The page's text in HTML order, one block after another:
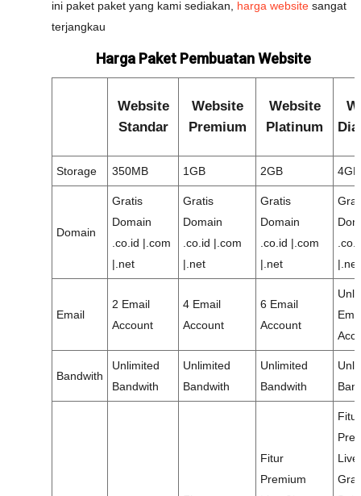
ini paket paket yang kami sediakan, harga website sangat
terjangkau
Harga Paket Pembuatan Website
Website
Standar
Website
Premium
Website
Platinum
Storage 350MB 1GB 2GB 4GB
Domain
Gratis
Domain
.co.id |.com
|.net
Gratis
Domain
.co.id |.com
|.net
Gratis
Domain
.co.id |.com
|.net
|.net
Email
2 Email
Account
4 Email
Account
6 Email
Account
Bandwith
Unlimited
Bandwith
Unlimited
Bandwith
Unlimited
Bandwith
Fitur
Premium
Fitur